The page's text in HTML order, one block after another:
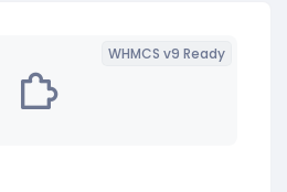
WHMCS v9 Ready